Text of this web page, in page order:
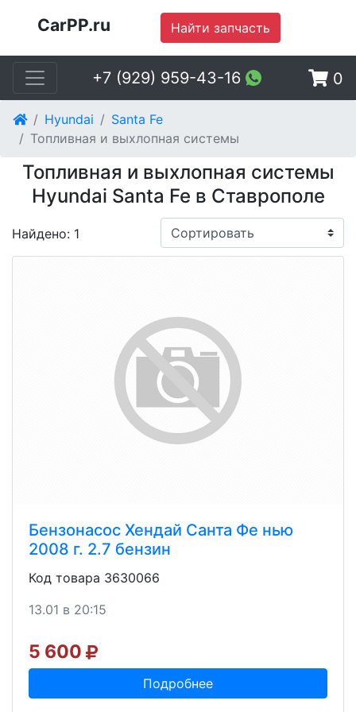
CarPP.ru Найти запчасть
+7 (929) 959-43-16 0
Hyundai
Santa Fe
Топливная и выхлопная системы
Топливная и выхлопная системы
Hyundai Santa Fe в Ставрополе
Найдено: 1
Бензонасос Хендай Санта Фе нью
2008 г. 2.7 бензин
Код товара 3630066
13.01 в 20:15
5 600
Подробнее